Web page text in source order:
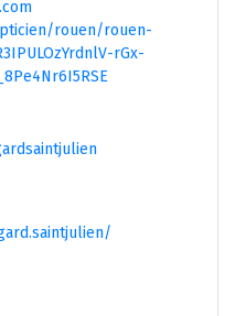
rouen/rouen-
rGx-